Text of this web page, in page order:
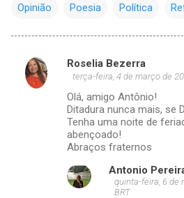
Opinião Poesia Política
C
o
Roselia Bezerra
terça-feira, 4 de março de
Olá, amigo Antônio!
Ditadura nunca mais, se
Tenha uma noite de
abençoado!
Abraços fraternos
Antonio
quinta-feira, 6 de
BRT